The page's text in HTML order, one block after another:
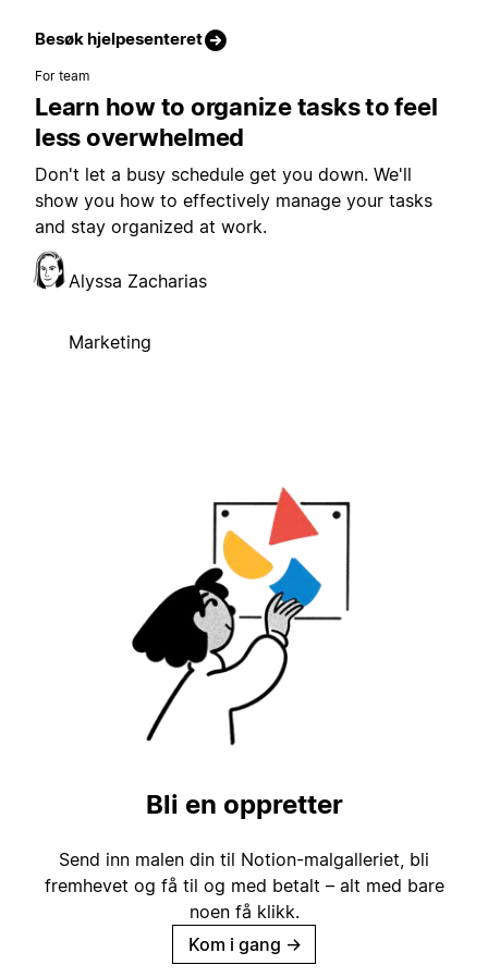
Besøk hjelpesenteret
For team
Learn how to organize tasks to feel
less overwhelmed
Don't let a busy schedule get you down. We'll
show you how to effectively manage your tasks
and stay organized at work.
Alyssa Zacharias
Marketing
Bli en oppretter
Send inn malen din til Notion-malgalleriet, bli
fremhevet og få til og med betalt – alt med bare
noen få klikk.
Kom i gang →